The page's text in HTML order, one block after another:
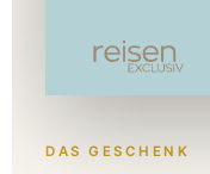
DAS GESCHENK